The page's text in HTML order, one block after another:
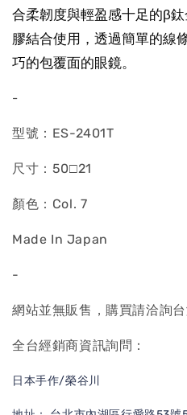
合柔韌度與輕盈感十足的β
膠結合使用，透過簡單的線
巧的包覆面的眼鏡。
-
型號：ES-2401T
尺寸：50□21
顏色：Col. 7
Made In Japan
-
網站並無販售，購買請洽詢
全台經銷商資訊詢問：
日本手作/榮谷川